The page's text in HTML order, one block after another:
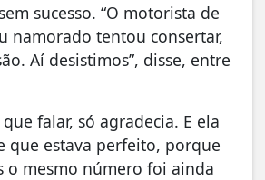
sucesso. “O motorista de
namorado tentou consertar,
Aí desistimos”, disse, entre
falar, só agradecia. E ela
que estava perfeito, porque
o mesmo número foi ainda